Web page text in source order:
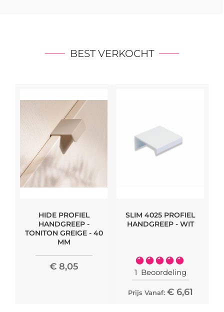
BEST VERKOCHT
HIDE PROFIEL
HANDGREEP -
TONITON GREIGE - 40
MM
€ 8,05
SLIM 4025 PROFIEL
HANDGREEP - WIT
Waardering:
100%
1 Beoordeling
Prijs Vanaf: € 6,61